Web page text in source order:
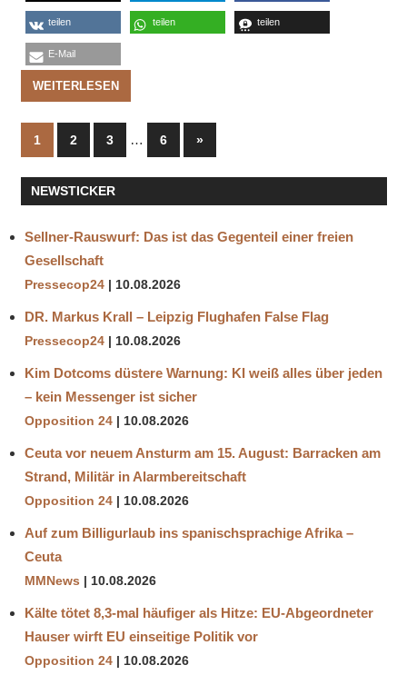
teilen teilen teilen
E-Mail
WEITERLESEN
Seitennummerierung
der
Beiträge
1 2 3 … 6
Nächste
Beiträge
»
NEWSTICKER
Sellner-Rauswurf: Das ist das Gegenteil einer freien
Gesellschaft
Pressecop24 10.08.2026
DR. Markus Krall – Leipzig Flughafen False Flag
Pressecop24 10.08.2026
Kim Dotcoms düstere Warnung: KI weiß alles über jeden
– kein Messenger ist sicher
Opposition 24 10.08.2026
Ceuta vor neuem Ansturm am 15. August: Barracken am
Strand, Militär in Alarmbereitschaft
Opposition 24 10.08.2026
Auf zum Billigurlaub ins spanischsprachige Afrika –
Ceuta
MMNews 10.08.2026
Kälte tötet 8,3-mal häufiger als Hitze: EU-Abgeordneter
Hauser wirft EU einseitige Politik vor
Opposition 24 10.08.2026